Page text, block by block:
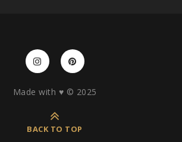
Made with ♥️ © 2025
BACK TO TOP